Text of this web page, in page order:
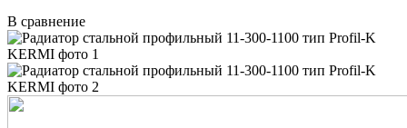
В сравнение